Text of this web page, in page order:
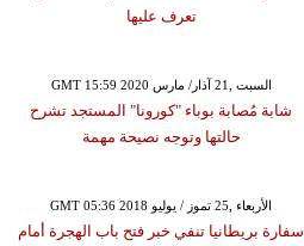
تعرف عليها
GMT 15:59 2020 السبت ,21 آذار/ مارس
شابة مُصابة بوباء "كورونا" المستجد تشرح
حالتها وتوجه نصيحة مهمة
GMT 05:36 2018 الأربعاء ,25 تموز / يوليو
سفارة بريطانيا تنفي خبر فتح باب الهجرة أمام